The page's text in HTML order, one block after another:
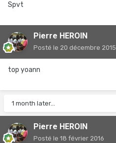
Spvt
Pierre HEROIN
Posté le 20 décembre 2015
top yoann
1 month later...
Pierre HEROIN
Posté le 18 février 2016